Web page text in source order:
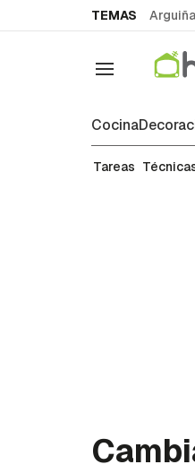
TEMAS
Navegación
Cocina
Tareas